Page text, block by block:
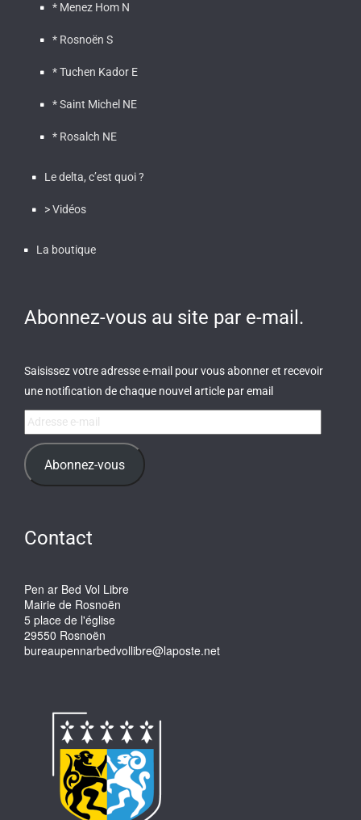
* Menez Hom N
* Rosnoën S
* Tuchen Kador E
* Saint Michel NE
* Rosalch NE
Le delta, c’est quoi ?
> Vidéos
La boutique
Abonnez-vous au site par e-mail.
Saisissez votre adresse e-mail pour vous abonner et recevoir
une notification de chaque nouvel article par email
Adresse
e-
mail Abonnez-vous
Contact
Pen ar Bed Vol Libre
Mairie de Rosnoën
5 place de l'église
29550 Rosnoën
bureaupennarbedvollibre@laposte.net